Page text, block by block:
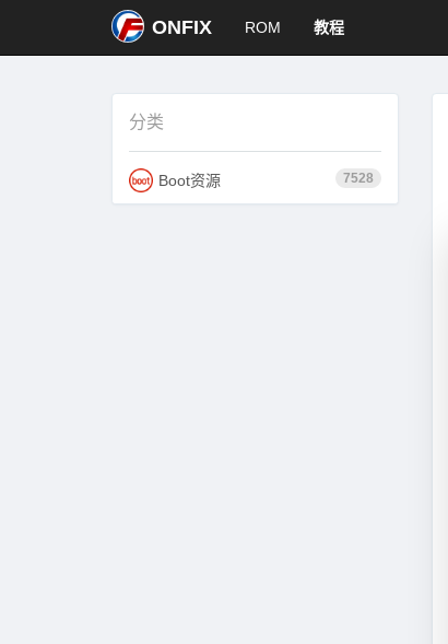
ONFIX ROM 教程
分类
7528
Boot资源